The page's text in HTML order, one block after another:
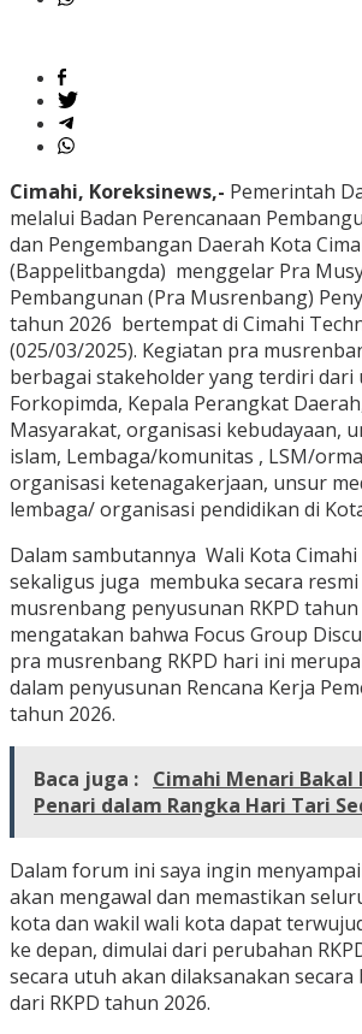
Cimahi, Koreksinews,- Pemerintah
melalui Badan Perencanaan
dan Pengembangan Daerah Kota
(Bappelitbangda) menggelar Pra
Pembangunan (Pra Musrenbang)
tahun 2026 bertempat di Cimahi
(025/03/2025). Kegiatan pra
berbagai stakeholder yang terdiri dari
Forkopimda, Kepala Perangkat
Masyarakat, organisasi kebudayaan,
islam, Lembaga/komunitas , LSM/
organisasi ketenagakerjaan, unsur
lembaga/ organisasi pendidikan di
Dalam sambutannya Wali Kota
sekaligus juga membuka secara
musrenbang penyusunan RKPD tahun
mengatakan bahwa Focus Group
pra musrenbang RKPD hari ini
dalam penyusunan Rencana Kerja
tahun 2026.
Baca juga : Cimahi Menari Bakal
Penari dalam Rangka Hari Tari
Dalam forum ini saya ingin
akan mengawal dan memastikan
kota dan wakil wali kota dapat
ke depan, dimulai dari perubahan
secara utuh akan dilaksanakan
dari RKPD tahun 2026.